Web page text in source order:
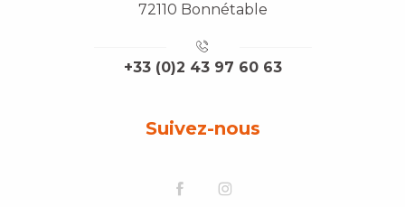
72110 Bonnétable
+33 (0)2 43 97 60 63
Suivez-nous